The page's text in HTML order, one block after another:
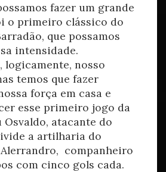
fazer um grande
o primeiro clássico do
que possamos
intensidade.
logicamente, nosso
temos que fazer
força em casa e
esse primeiro jogo da
Osvaldo, atacante do
a artilharia do
companheiro
com cinco gols cada.